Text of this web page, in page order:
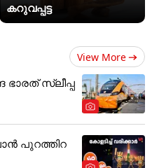
കറുവപ്പട്ട
View More
ഭാരത് സ്ലീപ്പ
പുറത്തിറ